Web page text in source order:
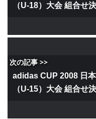
（U-18）大会 組合せ
次の記事 >>
adidas CUP 2008 日
（U-15）大会 組合せ